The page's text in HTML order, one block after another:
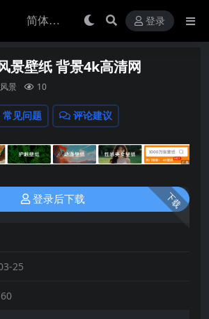
登录
景壁纸 背景4k高清网
景 10
常见问题 评论建议
下载
登录后下载
25